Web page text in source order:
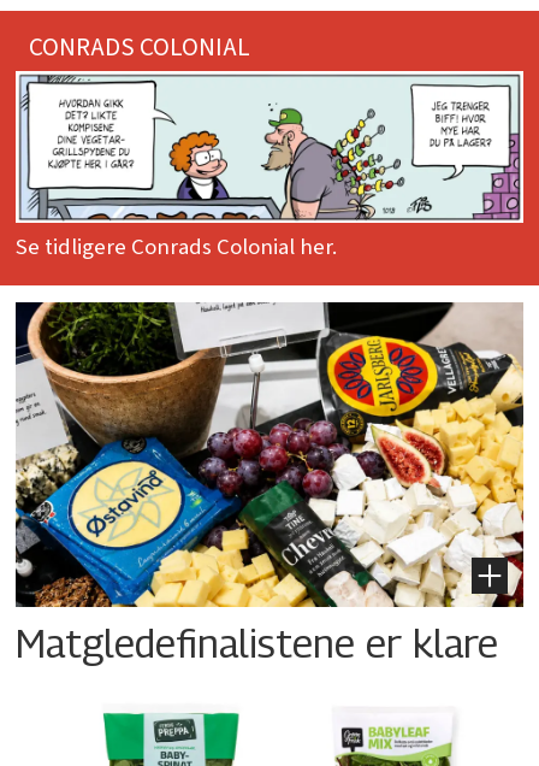
CONRADS COLONIAL
Se tidligere Conrads Colonial her.
Matgledefinalistene er klare